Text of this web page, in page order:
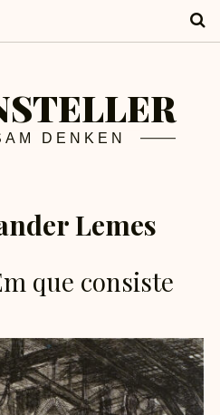
DENKEN
Lemes
que consiste